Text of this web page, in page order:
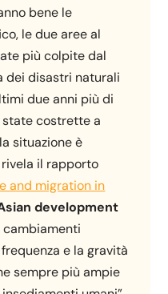
bene le
le due aree al
più colpite dal
dei disastri naturali
due anni più di
costrette a
situazione è
il rapporto
and migration in
development
cambiamenti
e la gravità
sempre più ampie